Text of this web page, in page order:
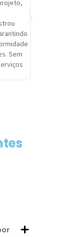
Sem